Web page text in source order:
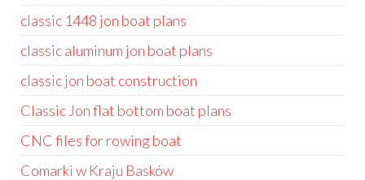
classic 1448 jon boat plans
classic aluminum jon boat plans
classic jon boat construction
Classic Jon flat bottom boat plans
CNC files for rowing boat
Comarki w Kraju Basków